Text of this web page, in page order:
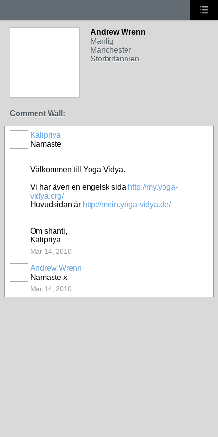
Andrew Wrenn
Manlig
Manchester
Storbritannien
Comment Wall:
Kalipriya
Namaste
Välkommen till Yoga Vidya.
Vi har även en engelsk sida http://my.yoga-
vidya.org/
Huvudsidan är http://mein.yoga-vidya.de/
Om shanti,
Kalipriya
Mar 14, 2010
Andrew Wrenn
Namaste x
Mar 14, 2010